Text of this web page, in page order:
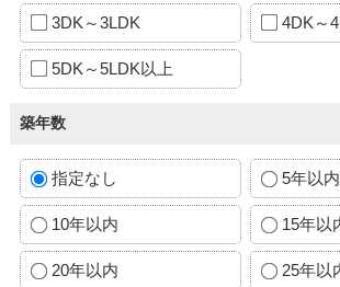
3DK～3LDK 4DK～
5DK～5LDK以上
築年数
指定なし 5年以内
10年以内 15年以
20年以内 25年以